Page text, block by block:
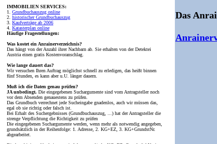
IMMOBILIEN SERVICES:
1. Grundbuchauszug online
2. historischer Grundbuchauszug
3. Kaufverträge ab 2006
4. Katasterplan online
Häufige Fragestellungen:
Was kostet ein Anrainerverzeichnis?
Das hängt von der Anzahl ihrer Nachbarn ab. Sie erhalten von der Detektei
Austria einen gratis Kostenvoranschlag.
Wie lange dauert das?
Wir versuchen Ihren Auftrag möglichst schnell zu erledigen, das heißt binnen
fünf Stunden, es kann aber u.U. länger dauern.
Muß ich die Daten genau prüfen?
JA unbedingt. Die eingegebenen Suchargumente sind vom Antragsteller noch
vor dem Absenden genauestens zu prüfen.
Das Grundbuch verrechnet jede Sucheingabe gnadenlos, auch wir müssen das,
egal ob sie richtig oder falsch ist.
Bei Erhalt des Suchergebnisses (Grundbuchauszug, ...) hat der Antragsteller die
strenge Verpflichtung die Richtigkeit zu prüfen
Die eingegebenen Suchargumente werden, wenn mehr als notwendig angegeben,
grundsätzlich in der Reihenfolge: 1. Adresse, 2. KG+EZ, 3. KG+GrundstNr.
abgearbeitet.
Das